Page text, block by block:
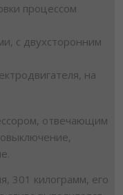
процессом
с двухсторонним
на
отвечающим
301 килограмм, его